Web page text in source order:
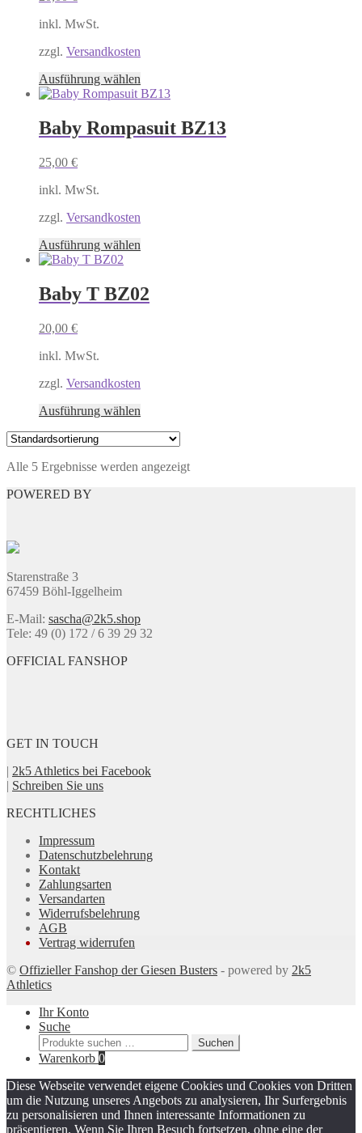
werden
inkl. MwSt.
zzgl. Versandkosten
Ausführung wählen
Produkt
mehrere
Varianten
der
gewählt
Baby Rompasuit BZ13
25,00 €
inkl. MwSt.
zzgl. Versandkosten
Ausführung wählen
mehrere
Varianten
der
gewählt
werden
Baby T BZ02
20,00 €
inkl. MwSt.
zzgl. Versandkosten
Ausführung wählen
Varianten
Alle 5 Ergebnisse werden angezeigt
POWERED BY
Starenstraße 3
67459 Böhl-Iggelheim
E-Mail: sascha@2k5.shop
Tele: 49 (0) 172 / 6 39 29 32
OFFICIAL FANSHOP
GET IN TOUCH
| 2k5 Athletics bei Facebook
| Schreiben Sie uns
RECHTLICHES
Impressum
Datenschutzbelehrung
Kontakt
Zahlungsarten
Versandarten
Widerrufsbelehrung
AGB
Vertrag widerrufen
© Offizieller Fanshop der Giesen Busters - powered by 2k5
Athletics
Ihr Konto
Suche
Suchen
nach:
Suchen
Warenkorb 0
Diese Webseite verwendet eigene Cookies und Cookies von Dritten
um die Nutzung unseres Angebots zu analysieren, Ihr Surfergebnis
zu personalisieren und Ihnen interessante Informationen zu
präsentieren. Wenn Sie Ihren Besuch fortsetzen, ohne eine der